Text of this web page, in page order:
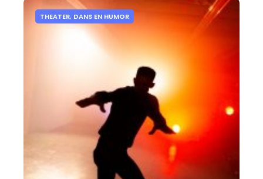
THEATER, DANS EN HUMOR